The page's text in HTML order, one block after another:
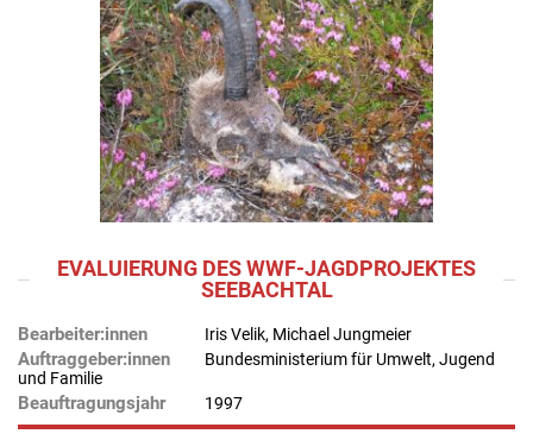
EVALUIERUNG DES WWF-JAGDPROJEKTES
SEEBACHTAL
Bearbeiter:innen Iris Velik, Michael Jungmeier
Auftraggeber:innen
Bundesministerium für Umwelt, Jugend
und Familie
Beauftragungsjahr 1997